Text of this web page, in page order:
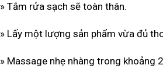
» Tắm rửa sạch sẽ toàn thân.
» Lấy một lượng sản phẩm vừa đủ
» Massage nhẹ nhàng trong khoảng